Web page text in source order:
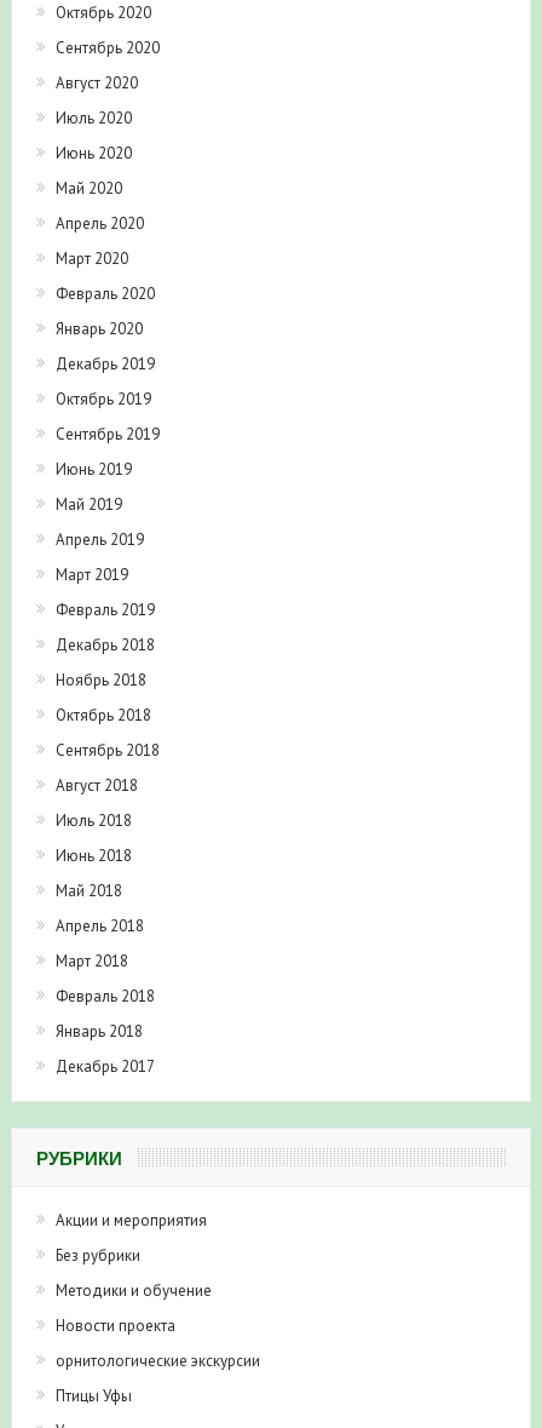
Октябрь 2020
Сентябрь 2020
Август 2020
Июль 2020
Июнь 2020
Май 2020
Апрель 2020
Март 2020
Февраль 2020
Январь 2020
Декабрь 2019
Октябрь 2019
Сентябрь 2019
Июнь 2019
Май 2019
Апрель 2019
Март 2019
Февраль 2019
Декабрь 2018
Ноябрь 2018
Октябрь 2018
Сентябрь 2018
Август 2018
Июль 2018
Июнь 2018
Май 2018
Апрель 2018
Март 2018
Февраль 2018
Январь 2018
Декабрь 2017
РУБРИКИ
Акции и мероприятия
Без рубрики
Методики и обучение
Новости проекта
орнитологические экскурсии
Птицы Уфы